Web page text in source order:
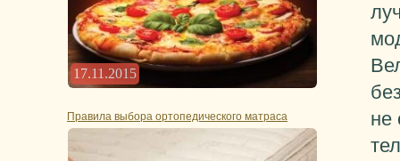
17.11.2015
Правила выбора ортопедического матраса
не